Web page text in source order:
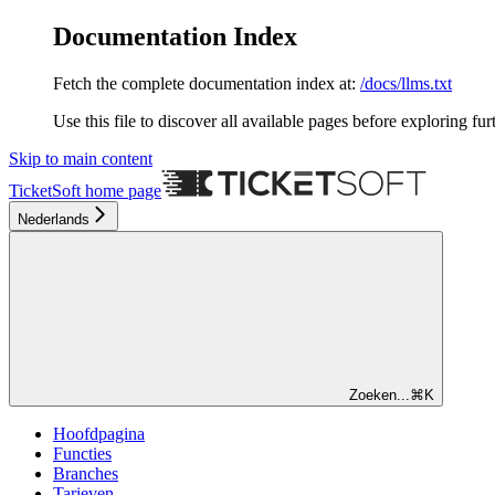
Documentation Index
Fetch the complete documentation index at: /docs/llms.txt
Use this file to discover all available pages before exploring
Skip to main content
TicketSoft home page
Nederlands
Zoeken... ⌘ K
Hoofdpagina
Functies
Branches